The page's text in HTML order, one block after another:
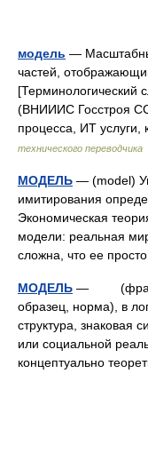
модель —
частей,
[Терминологический
(ВНИИИС Госстроя
процесса, ИТ
технического переводчика
МОДЕЛЬ — (model)
имитирования
Экономическая
модели: реальная
сложна, что ее
МОДЕЛЬ — (франц.
образец, норма), в
структура, знаковая
или социальной
концептуально